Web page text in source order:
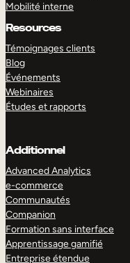
Mobilité interne
Resources
Témoignages clients
Blog
Événements
Webinaires
Études et rapports
Additionnel
Advanced Analytics
e-commerce
Communautés
Companion
Formation sans interface
Apprentissage gamifié
Entreprise étendue